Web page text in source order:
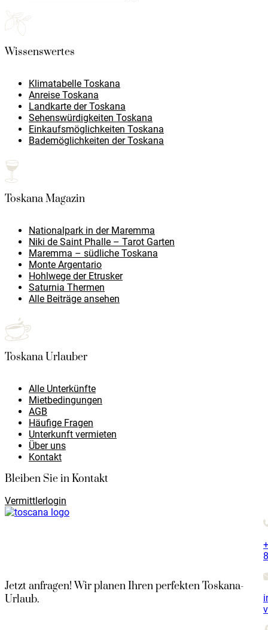
Wissenswertes
Klimatabelle Toskana
Anreise Toskana
Landkarte der Toskana
Sehenswürdigkeiten Toskana
Einkaufsmöglichkeiten Toskana
Bademöglichkeiten der Toskana
Toskana Magazin
Nationalpark in der Maremma
Niki de Saint Phalle – Tarot Garten
Maremma – südliche Toskana
Monte Argentario
Hohlwege der Etrusker
Saturnia Thermen
Alle Beiträge ansehen
Toskana Urlauber
Alle Unterkünfte
Mietbedingungen
AGB
Häufige Fragen
Unterkunft vermieten
Über uns
Kontakt
Bleiben Sie in Kontakt
Vermittlerlogin
Jetzt anfragen! Wir planen Ihren perfekten Toskana-
Urlaub.